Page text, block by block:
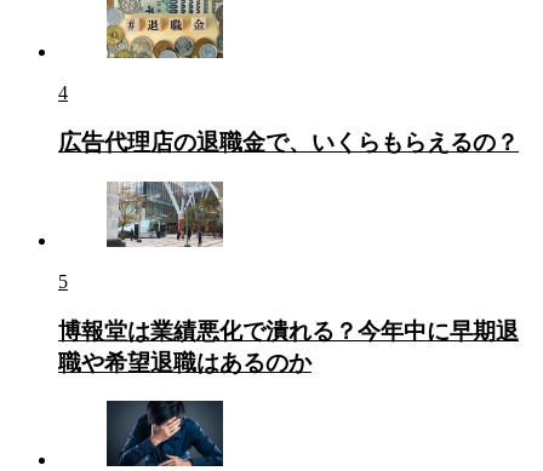
4
広告代理店の退職金で、いくらもらえるの？
5
博報堂は業績悪化で潰れる？今年中に早期退
職や希望退職はあるのか